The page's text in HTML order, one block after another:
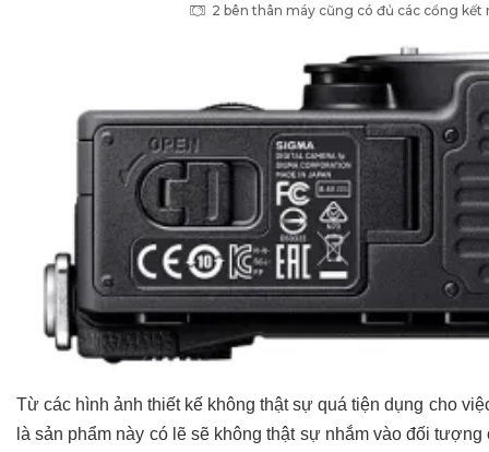
2 bên thân máy cũng có đủ các cổng kết
Từ các hình ảnh thiết kế không thật sự quá tiện dụng cho
là sản phẩm này có lẽ sẽ không thật sự nhắm vào đối